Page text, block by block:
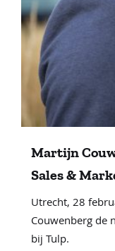
Martijn
Sales &
Utrecht, 28
Couwenberg de
bij Tulp.